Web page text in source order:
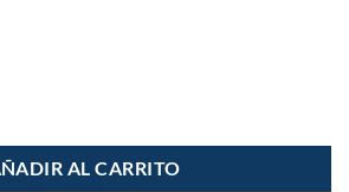
AL CARRITO